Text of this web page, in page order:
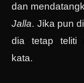
dan
Jalla. Jika pun
dia tetap teliti
kata.